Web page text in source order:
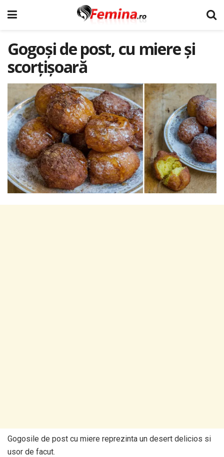
Gogoși de post, cu miere și
scorțișoară
Gogosile de post cu miere reprezinta un desert delicios si
usor de facut.